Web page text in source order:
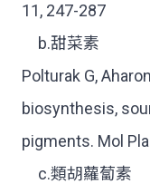
11, 247-287
b.甜菜素
Polturak G,
biosynthesis,
pigments. Mol
c.類胡蘿蔔素